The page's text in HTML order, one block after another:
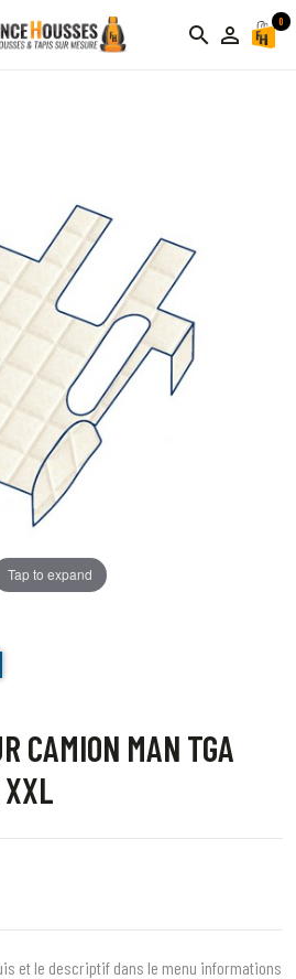
search person_outline
0
Tap to expand
CAMION MAN TGA
et le descriptif dans le menu informations